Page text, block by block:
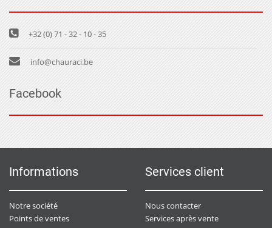
+32 (0) 71 - 32 - 10 - 35
info@chauraci.be
Facebook
Informations
Notre société
Points de ventes
Services client
Nous contacter
Services après vente